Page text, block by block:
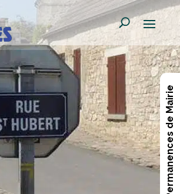
Permanences de Mairie